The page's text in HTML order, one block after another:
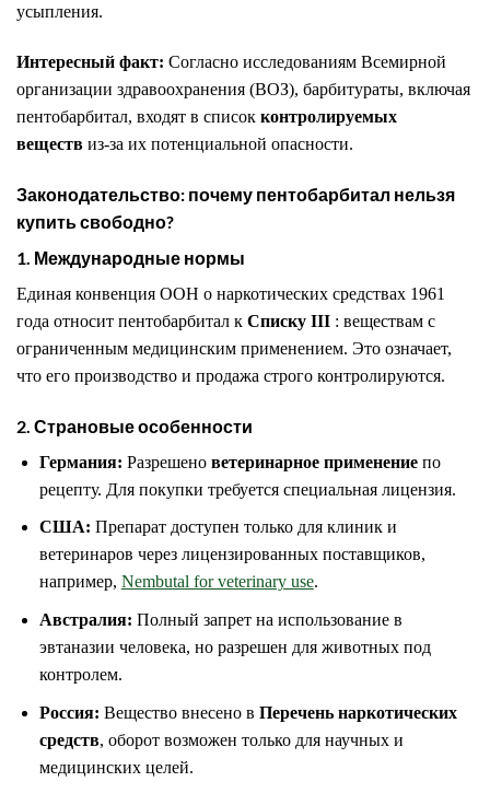
усыпления.
Интересный факт: Согласно исследованиям Всемирной
организации здравоохранения (ВОЗ), барбитураты, включая
пентобарбитал, входят в список контролируемых
веществ из-за их потенциальной опасности.
Законодательство: почему пентобарбитал нельзя
купить свободно?
1. Международные нормы
Единая конвенция ООН о наркотических средствах 1961
года относит пентобарбитал к Списку III : веществам с
ограниченным медицинским применением. Это означает,
что его производство и продажа строго контролируются.
2. Страновые особенности
Германия: Разрешено ветеринарное применениепо
рецепту. Для покупки требуется специальная лицензия.
США: Препарат доступен только для клиник и
ветеринаров через лицензированных поставщиков,
например, Nembutal for veterinary use.
Австралия: Полный запрет на использование в
эвтаназии человека, но разрешен для животных под
контролем.
Россия: Вещество внесено в Перечень наркотических
средств, оборот возможен только для научных и
медицинских целей.